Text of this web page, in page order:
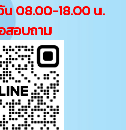
น 08.00-18.00 น.
อบถาม